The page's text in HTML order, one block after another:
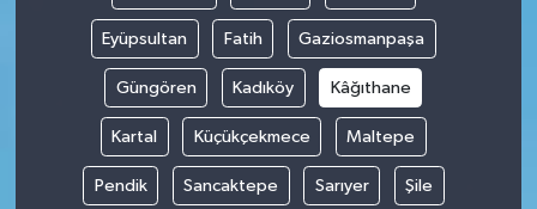
Eyüpsultan Fatih Gaziosmanpaşa
Güngören Kadıköy Kâğıthane
Kartal Küçükçekmece Maltepe
Pendik Sancaktepe Sarıyer Şile